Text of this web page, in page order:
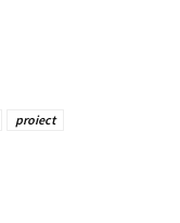
proiect